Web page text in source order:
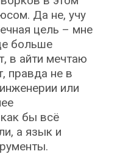
Да не, учу
цель – мне
больше
в айти мечтаю
правда не в
или
бы всё
а язык и